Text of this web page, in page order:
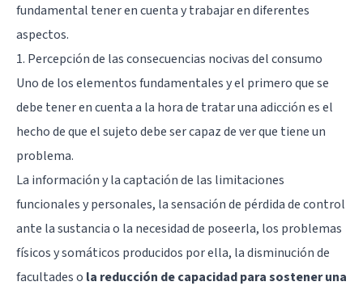
fundamental tener en cuenta y trabajar en diferentes
aspectos.
1. Percepción de las consecuencias nocivas del consumo
Uno de los elementos fundamentales y el primero que se
debe tener en cuenta a la hora de tratar una adicción es el
hecho de que el sujeto debe ser capaz de ver que tiene un
problema.
La información y la captación de las limitaciones
funcionales y personales, la sensación de pérdida de control
ante la sustancia o la necesidad de poseerla, los problemas
físicos y somáticos producidos por ella, la disminución de
facultades o la reducción de capacidad para sostener una